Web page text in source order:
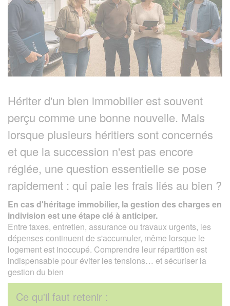
Hériter d'un bien immobilier est souvent
perçu comme une bonne nouvelle. Mais
lorsque plusieurs héritiers sont concernés
et que la succession n'est pas encore
réglée, une question essentielle se pose
rapidement : qui paie les frais liés au bien ?
En cas d'héritage immobilier, la gestion des charges en
indivision est une étape clé à anticiper.
Entre taxes, entretien, assurance ou travaux urgents, les
dépenses continuent de s'accumuler, même lorsque le
logement est inoccupé. Comprendre leur répartition est
indispensable pour éviter les tensions… et sécuriser la
gestion du bien
Ce qu'il faut retenir :